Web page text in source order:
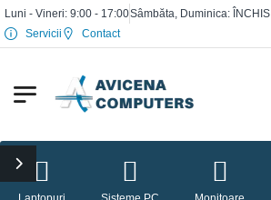
Luni - Vineri: 9:00 - 17:00Sâmbăta, Duminica: ÎNCHIS
Servicii
Contact